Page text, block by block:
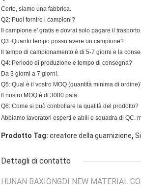
Certo, siamo una fabbrica.
Q2: Puoi fornire i campioni?
Il campione e' gratis e dovrai solo pagare il trasporto.
Q3: Quanto tempo posso avere un campione?
Il tempo di campionamento è di 5-7 giorni e la
Q4: Periodo di produzione e tempo di consegna?
Da 3 giorni a 7 giorni.
Q5: Qual è il vostro MOQ (quantità minima di
Il nostro MOQ è di 3000 paia.
Q6: Come si può controllare la qualità del prodotto?
Abbiamo lavoratori esperti e abili e squadra di QC.
Prodotto Tag: creatore della guarnizione,
Dettagli di contatto
HUNAN BAXIONGDI NEW MATERIAL